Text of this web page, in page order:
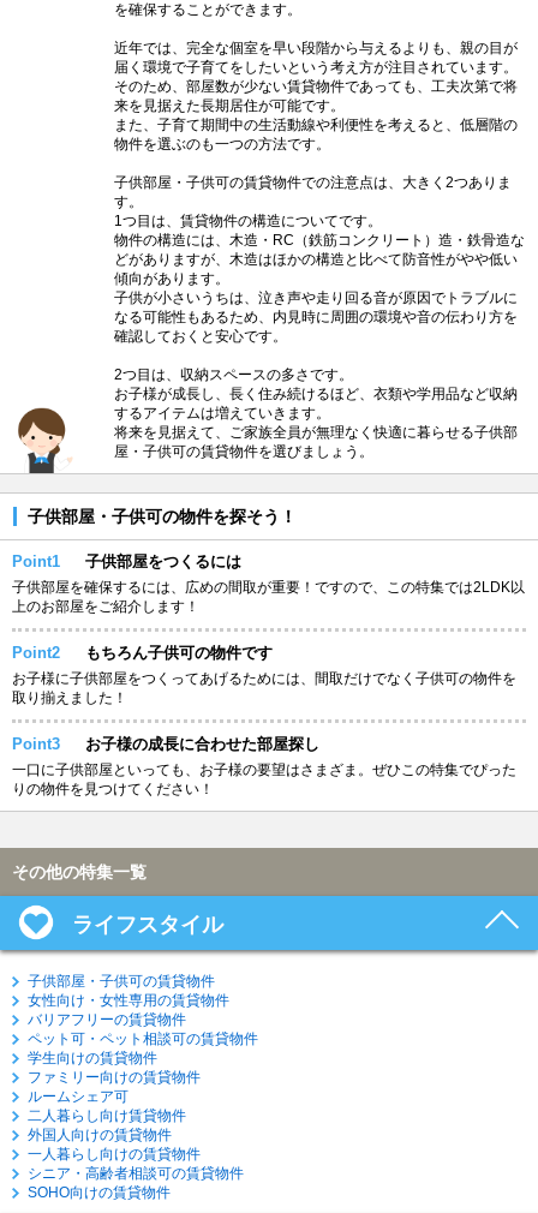
を確保することができます。
近年では、完全な個室を早い段階から与えるよりも、親の目が
届く環境で子育てをしたいという考え方が注目されています。
そのため、部屋数が少ない賃貸物件であっても、工夫次第で将
来を見据えた長期居住が可能です。
また、子育て期間中の生活動線や利便性を考えると、低層階の
物件を選ぶのも一つの方法です。
子供部屋・子供可の賃貸物件での注意点は、大きく2つありま
す。
1つ目は、賃貸物件の構造についてです。
物件の構造には、木造・RC（鉄筋コンクリート）造・鉄骨造な
どがありますが、木造はほかの構造と比べて防音性がやや低い
傾向があります。
子供が小さいうちは、泣き声や走り回る音が原因でトラブルに
なる可能性もあるため、内見時に周囲の環境や音の伝わり方を
確認しておくと安心です。
2つ目は、収納スペースの多さです。
お子様が成長し、長く住み続けるほど、衣類や学用品など収納
するアイテムは増えていきます。
将来を見据えて、ご家族全員が無理なく快適に暮らせる子供部
屋・子供可の賃貸物件を選びましょう。
子供部屋・子供可の物件を探そう！
Point1 子供部屋をつくるには
子供部屋を確保するには、広めの間取が重要！ですので、この特集では2LDK以
上のお部屋をご紹介します！
Point2 もちろん子供可の物件です
お子様に子供部屋をつくってあげるためには、間取だけでなく子供可の物件を
取り揃えました！
Point3 お子様の成長に合わせた部屋探し
一口に子供部屋といっても、お子様の要望はさまざま。ぜひこの特集でぴった
りの物件を見つけてください！
その他の特集一覧
ライフスタイル
子供部屋・子供可の賃貸物件
女性向け・女性専用の賃貸物件
バリアフリーの賃貸物件
ペット可・ペット相談可の賃貸物件
学生向けの賃貸物件
ファミリー向けの賃貸物件
ルームシェア可
二人暮らし向け賃貸物件
外国人向けの賃貸物件
一人暮らし向けの賃貸物件
シニア・高齢者相談可の賃貸物件
SOHO向けの賃貸物件